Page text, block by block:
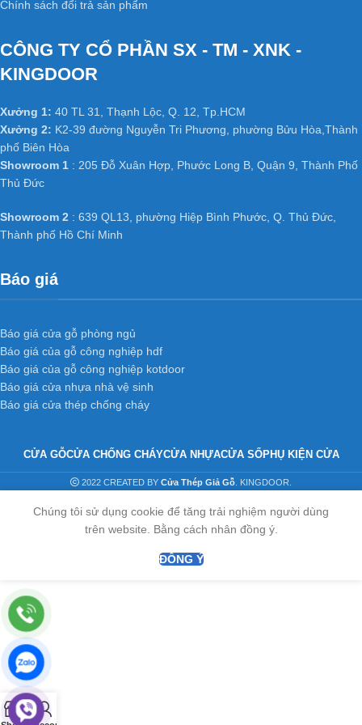
HDFtrong nội thất:
Cửa gỗ công nghiệp HDFđã thành chuẩn mực cửa thông
phòng, cửa văn phòng trong các công trình công nghiệp và dân
dụng như chung cư, Biệt thự, nhà phố ở các nước tiên tiến như
Đặc biệt đã và đang dần phát triển mạnh ở Việt Nam, có các đơn
vị cung cấp hàng chất lượng và uy tín hàng đầu tại Việt Nam như
: Kingdoor, Hoabinhdoor…
Xưởng 1 :35/T2 Vườn Lài, P. An Phú Đông, Q. 12,
Tp.HCM
HCM.
Xưởng 3 :K2-39, Tổ 48, KP 3, Nguyễn Tri Phương,
Web:cuanhuacomposite.net
hoabinhdoor.com
Email : dongpham.hoabinhdoor@gmail.com
Chính sách đổi trả sản phẩm
CÔNG TY CỔ PHẦN SX - TM - XNK -
KINGDOOR
Xưởng 1: 40 TL 31, Thạnh Lộc, Q. 12, Tp.HCM
Xưởng 2: K2-39 đường Nguyễn Tri Phương, phường Bửu Hòa,Thành
phố Biên Hòa
Showroom 1 : 205 Đỗ Xuân Hợp, Phước Long B, Quận 9, Thành Phố
Thủ Đức
Showroom 2 : 639 QL13, phường Hiệp Bình Phước, Q. Thủ Đức,
Thành phố Hồ Chí Minh
Báo giá
Báo giá cửa gỗ phòng ngủ
Báo giá của gỗ công nghiệp hdf
Báo giá của gỗ công nghiệp kotdoor
Báo giá cửa nhựa nhà vệ sinh
Báo giá cửa thép chống cháy
CỬA GỖCỬA CHỐNG CHÁYCỬA NHỰACỬA SỔPHỤ KIỆN CỬA
2022 CREATED BY Cửa Thép Giả Gỗ . KINGDOOR.
Chúng tôi sử dụng cookie để tăng trải nghiệm người dùng
trên website. Bằng cách nhân đồng ý.
ĐỒNG Ý
0